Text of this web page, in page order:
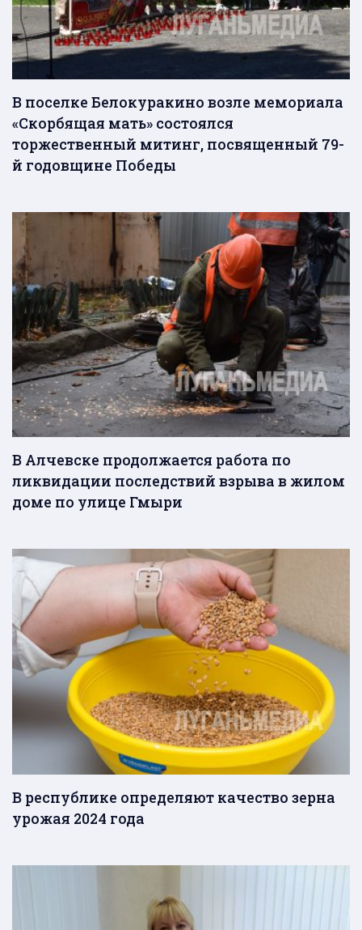
В поселке Белокуракино возле мемориала
«Скорбящая мать» состоялся
торжественный митинг, посвященный 79-
й годовщине Победы
В Алчевске продолжается работа по
ликвидации последствий взрыва в жилом
доме по улице Гмыри
В республике определяют качество зерна
урожая 2024 года